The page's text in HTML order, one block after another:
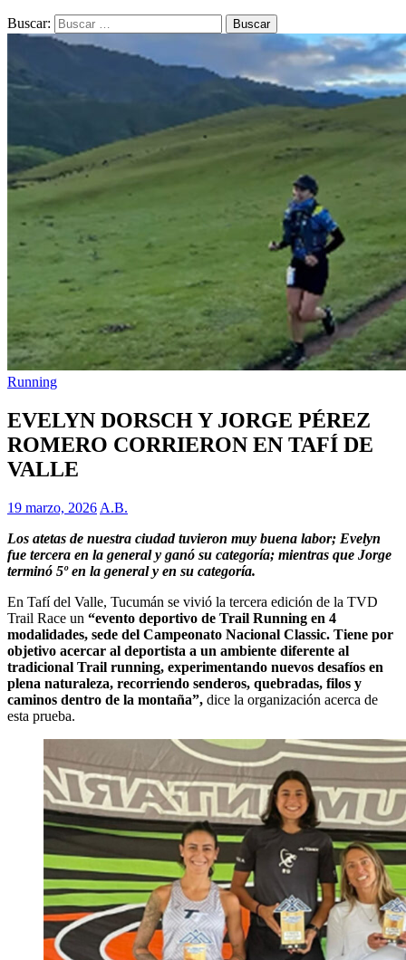
Buscar:
Running
EVELYN DORSCH Y JORGE PÉREZ
ROMERO CORRIERON EN TAFÍ DE
VALLE
19 marzo, 2026 A.B.
Los atetas de nuestra ciudad tuvieron muy buena labor; Evelyn
fue tercera en la general y ganó su categoría; mientras que Jorge
terminó 5º en la general y en su categoría.
En Tafí del Valle, Tucumán se vivió la tercera edición de la TVD
Trail Race un “evento deportivo de Trail Running en 4
modalidades, sede del Campeonato Nacional Classic. Tiene por
objetivo acercar al deportista a un ambiente diferente al
tradicional Trail running, experimentando nuevos desafíos en
plena naturaleza, recorriendo senderos, quebradas, filos y
caminos dentro de la montaña”, dice la organización acerca de
esta prueba.